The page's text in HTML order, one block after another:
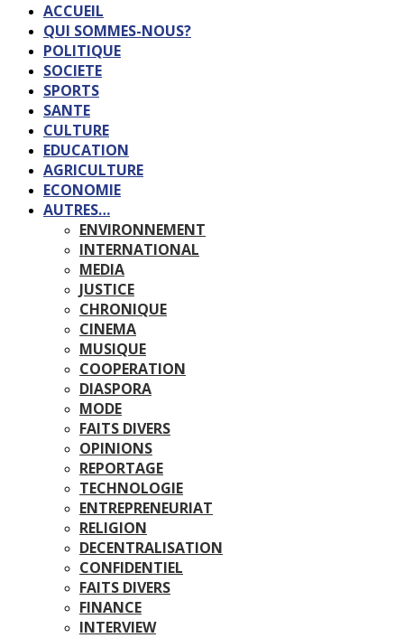
ACCUEIL
QUI SOMMES-NOUS?
POLITIQUE
SOCIETE
SPORTS
SANTE
CULTURE
EDUCATION
AGRICULTURE
ECONOMIE
AUTRES…
ENVIRONNEMENT
INTERNATIONAL
MEDIA
JUSTICE
CHRONIQUE
CINEMA
MUSIQUE
COOPERATION
DIASPORA
MODE
FAITS DIVERS
OPINIONS
REPORTAGE
TECHNOLOGIE
ENTREPRENEURIAT
RELIGION
DECENTRALISATION
CONFIDENTIEL
FAITS DIVERS
FINANCE
INTERVIEW